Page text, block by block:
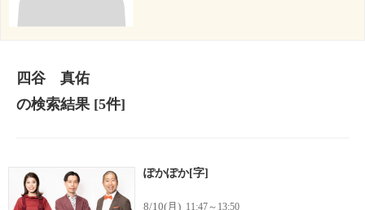
四谷 真佑
の検索結果[5件]
ぽかぽか[字]
8/10(月) 11:47～13:50